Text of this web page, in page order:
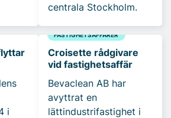
centrala Stockholm.
i
FASTIGHETSAFFÄRER
Croisette rådgivare
vid fastighetsaffär
Bevaclean AB har
avyttrat en
lättindustrifastighet i